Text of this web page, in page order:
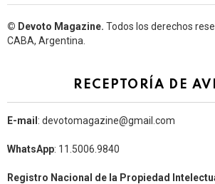
© Devoto Magazine. Todos los derechos
CABA, Argentina.
RECEPTORÍA DE
E-mail: devotomagazine@gmail.com
WhatsApp: 11.5006.9840
Registro Nacional de la Propiedad